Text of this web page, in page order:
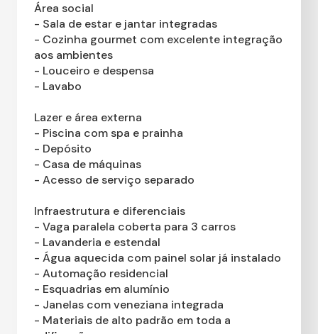
Área social
- Sala de estar e jantar integradas
- Cozinha gourmet com excelente integração
aos ambientes
- Louceiro e despensa
- Lavabo
Lazer e área externa
- Piscina com spa e prainha
- Depósito
- Casa de máquinas
- Acesso de serviço separado
Infraestrutura e diferenciais
- Vaga paralela coberta para 3 carros
- Lavanderia e estendal
- Água aquecida com painel solar já instalado
- Automação residencial
- Esquadrias em alumínio
- Janelas com veneziana integrada
- Materiais de alto padrão em toda a